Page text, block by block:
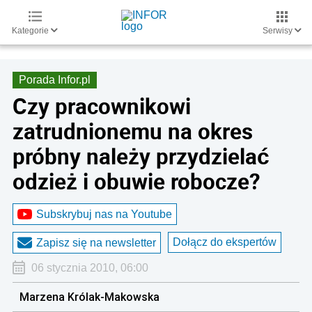
Kategorie Serwisy
Porada Infor.pl
Czy pracownikowi
zatrudnionemu na okres
próbny należy przydzielać
odzież i obuwie robocze?
Subskrybuj nas na Youtube
Zapisz się na newsletter Dołącz do ekspertów
06 stycznia 2010, 06:00
Marzena Królak-Makowska